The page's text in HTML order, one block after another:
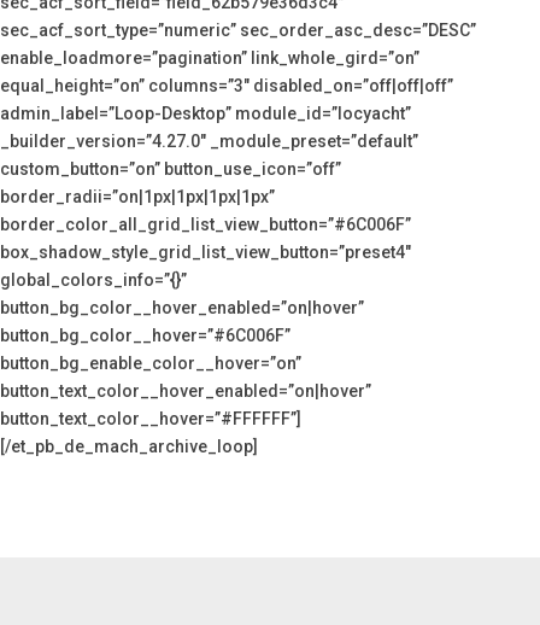
sec_acf_sort_type=”numeric” sec_order_asc_desc=”DESC”
enable_loadmore=”pagination” link_whole_gird=”on”
equal_height=”on” columns=”3″ disabled_on=”off|off|off”
admin_label=”Loop-Desktop” module_id=”locyacht”
_builder_version=”4.27.0″ _module_preset=”default”
custom_button=”on” button_use_icon=”off”
border_radii=”on|1px|1px|1px|1px”
border_color_all_grid_list_view_button=”#6C006F”
box_shadow_style_grid_list_view_button=”preset4″
global_colors_info=”{}”
button_bg_color__hover_enabled=”on|hover”
button_bg_color__hover=”#6C006F”
button_bg_enable_color__hover=”on”
button_text_color__hover_enabled=”on|hover”
button_text_color__hover=”#FFFFFF”]
[/et_pb_de_mach_archive_loop]